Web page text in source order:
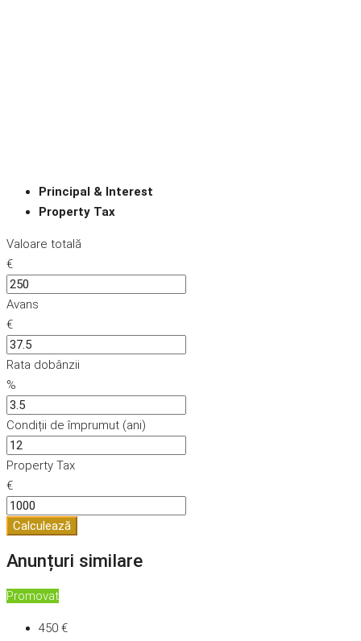
Principal & Interest
Property Tax
Valoare totală
€
Avans
€
Rata dobânzii
%
Condiții de împrumut (ani)
Property Tax
€
Calculează
Anunțuri similare
Promovat
450 €